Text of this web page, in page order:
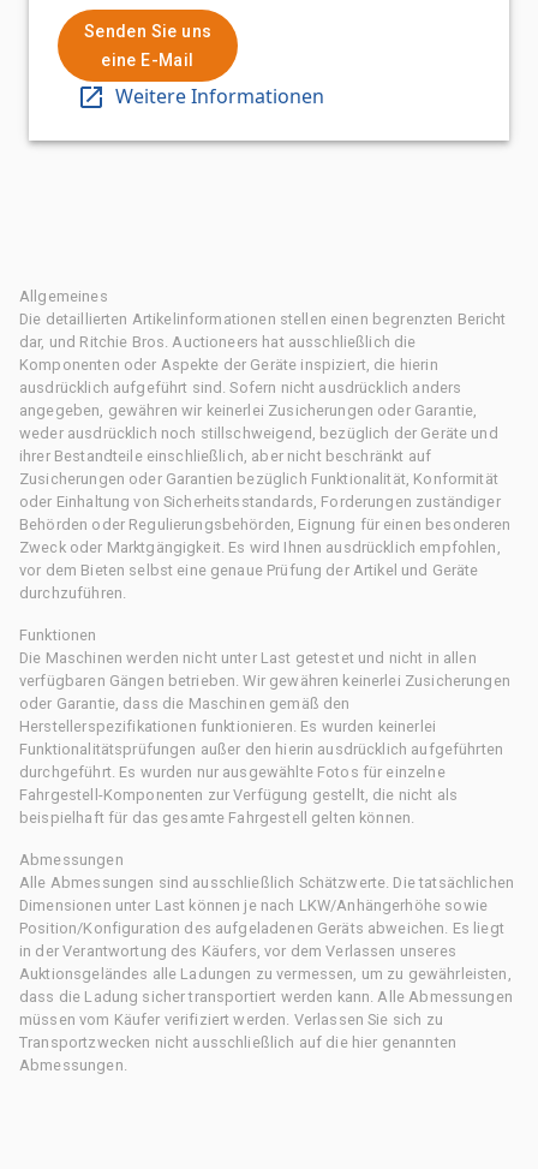
Senden Sie uns
eine E-Mail
Weitere Informationen
Allgemeines
Die detaillierten Artikelinformationen stellen einen begrenzten Bericht
dar, und Ritchie Bros. Auctioneers hat ausschließlich die
Komponenten oder Aspekte der Geräte inspiziert, die hierin
ausdrücklich aufgeführt sind. Sofern nicht ausdrücklich anders
angegeben, gewähren wir keinerlei Zusicherungen oder Garantie,
weder ausdrücklich noch stillschweigend, bezüglich der Geräte und
ihrer Bestandteile einschließlich, aber nicht beschränkt auf
Zusicherungen oder Garantien bezüglich Funktionalität, Konformität
oder Einhaltung von Sicherheitsstandards, Forderungen zuständiger
Behörden oder Regulierungsbehörden, Eignung für einen besonderen
Zweck oder Marktgängigkeit. Es wird Ihnen ausdrücklich empfohlen,
vor dem Bieten selbst eine genaue Prüfung der Artikel und Geräte
durchzuführen.
Funktionen
Die Maschinen werden nicht unter Last getestet und nicht in allen
verfügbaren Gängen betrieben. Wir gewähren keinerlei Zusicherungen
oder Garantie, dass die Maschinen gemäß den
Herstellerspezifikationen funktionieren. Es wurden keinerlei
Funktionalitätsprüfungen außer den hierin ausdrücklich aufgeführten
durchgeführt. Es wurden nur ausgewählte Fotos für einzelne
Fahrgestell-Komponenten zur Verfügung gestellt, die nicht als
beispielhaft für das gesamte Fahrgestell gelten können.
Abmessungen
Alle Abmessungen sind ausschließlich Schätzwerte. Die tatsächlichen
Dimensionen unter Last können je nach LKW/Anhängerhöhe sowie
Position/Konfiguration des aufgeladenen Geräts abweichen. Es liegt
in der Verantwortung des Käufers, vor dem Verlassen unseres
Auktionsgeländes alle Ladungen zu vermessen, um zu gewährleisten,
dass die Ladung sicher transportiert werden kann. Alle Abmessungen
müssen vom Käufer verifiziert werden. Verlassen Sie sich zu
Transportzwecken nicht ausschließlich auf die hier genannten
Abmessungen.